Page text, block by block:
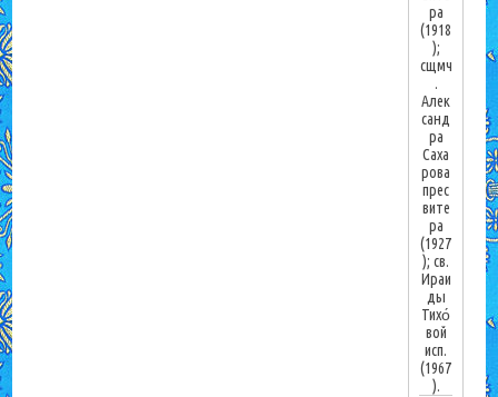
ра
(1918
);
сщмч
.
Алек
санд
ра
Саха
рова
прес
вите
ра
(1927
); св.
Ираи
ды
Тихо́
вой
исп.
(1967
).